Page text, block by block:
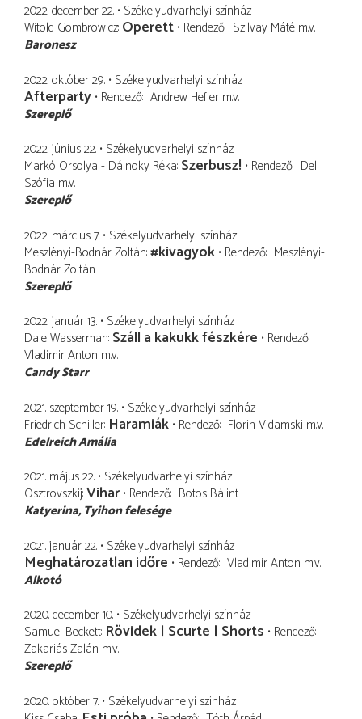
2022. december 22. Székelyudvarhelyi színház
Witold Gombrowicz Operett Rendező Szilvay Máté m.v.
Baronesz
2022. október 29. Székelyudvarhelyi színház
Afterparty Rendező Andrew Hefler m.v.
Szereplő
2022. június 22. Székelyudvarhelyi színház
Markó Orsolya - Dálnoky Réka Szerbusz! Rendező Deli
Szófia m.v.
Szereplő
2022. március 7. Székelyudvarhelyi színház
Meszlényi-Bodnár Zoltán #kivagyok Rendező Meszlényi-
Bodnár Zoltán
Szereplő
2022. január 13. Székelyudvarhelyi színház
Dale Wasserman Száll a kakukk fészkére Rendező
Vladimir Anton m.v.
Candy Starr
2021. szeptember 19. Székelyudvarhelyi színház
Friedrich Schiller Haramiák Rendező Florin Vidamski m.v.
Edelreich Amália
2021. május 22. Székelyudvarhelyi színház
Osztrovszkij Vihar Rendező Botos Bálint
Katyerina Tyihon felesége
2021. január 22. Székelyudvarhelyi színház
Meghatározatlan időre Rendező Vladimir Anton m.v.
Alkotó
2020. december 10. Székelyudvarhelyi színház
Samuel Beckett Rövidek | Scurte | Shorts Rendező
Zakariás Zalán m.v.
Szereplő
2020. október 7. Székelyudvarhelyi színház